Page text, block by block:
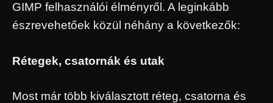
GIMP felhasználói élményről. A leginkább
észrevehetőek közül néhány a következők:
Rétegek, csatornák és utak
Most már több kiválasztott réteg, csatorna és